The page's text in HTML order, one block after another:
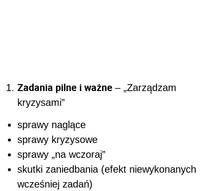
Zadania pilne i ważne – „Zarządzam
kryzysami”
sprawy naglące
sprawy kryzysowe
sprawy „na wczoraj”
skutki zaniedbania (efekt niewykonanych
wcześniej zadań)